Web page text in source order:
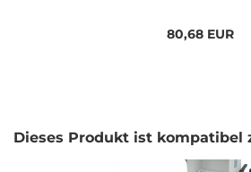
80,68 EUR
Dieses Produkt ist kompatibel